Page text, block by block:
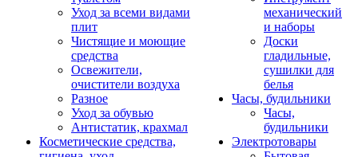
Уход за всеми видами
плит
Чистящие и моющие
средства
Освежители,
очистители воздуха
Разное
Уход за обувью
Антистатик, крахмал
Косметические средства,
механический
и наборы
Доски
гладильные,
сушилки для
белья
Часы, будильники
Часы,
будильники
Электротовары